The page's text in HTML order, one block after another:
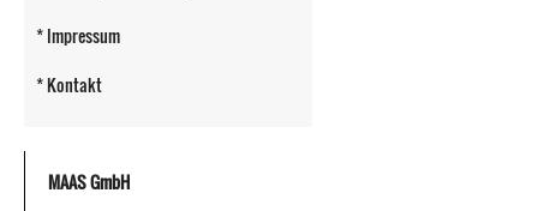
* Impressum
* Kontakt
MAAS GmbH